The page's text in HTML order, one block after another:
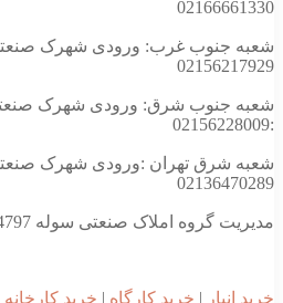
02166661330
شعبه جنوب غرب: ورودی شهرک
02156217929
شعبه جنوب شرق: ورودی شهرک
:02156228009
شعبه شرق تهران :ورودی شهرک
02136470289
مدیریت گروه املاک صنعتی سوله 09123054797
خرید انبار | خرید کارگاه | خرید کارخانه